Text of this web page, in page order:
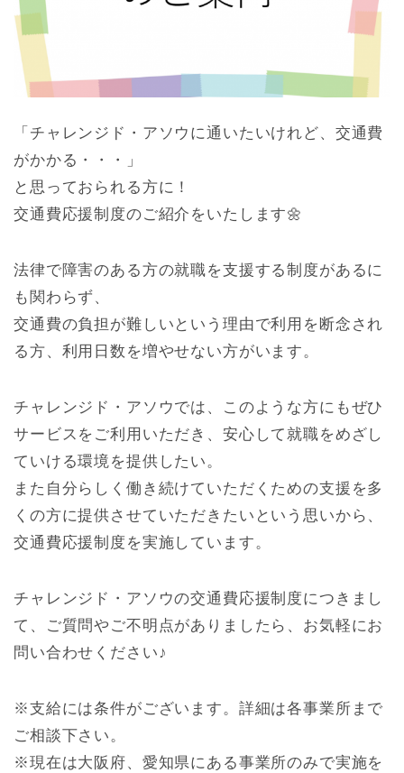
「チャレンジド・アソウに通いたいけれど、交通費
がかかる・・・」
と思っておられる方に！
交通費応援制度のご紹介をいたします🌼
法律で障害のある方の就職を支援する制度があるに
も関わらず、
交通費の負担が難しいという理由で利用を断念され
る方、利用日数を増やせない方がいます。
チャレンジド・アソウでは、このような方にもぜひ
サービスをご利用いただき、安心して就職をめざし
ていける環境を提供したい。
また自分らしく働き続けていただくための支援を多
くの方に提供させていただきたいという思いから、
交通費応援制度を実施しています。
チャレンジド・アソウの交通費応援制度につきまし
て、ご質問やご不明点がありましたら、お気軽にお
問い合わせください♪
※支給には条件がございます。詳細は各事業所まで
ご相談下さい。
※現在は大阪府、愛知県にある事業所のみで実施を